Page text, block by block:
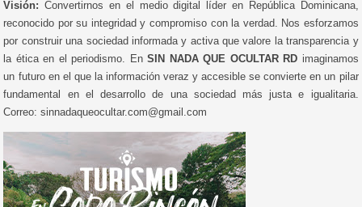
Visión: Convertirnos en el medio digital líder en República Dominicana,
reconocido por su integridad y compromiso con la verdad. Nos esforzamos
por construir una sociedad informada y activa que valore la transparencia y
la ética en el periodismo. EnSIN NADA QUE OCULTAR RD imaginamos
un futuro en el que la información veraz y accesible se convierte en un pilar
fundamental en el desarrollo de una sociedad más justa e igualitaria.
Correo: sinnadaqueocultar.com@gmail.com